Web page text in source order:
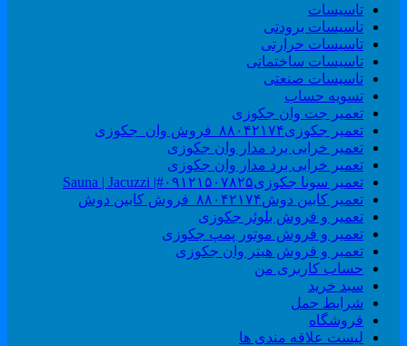
تاسیسات
تاسیسات برودتی
تاسیسات حرارتی
تاسیسات ساختمانی
تاسیسات صنعتی
تسویه حساب
تعمیر جت وان جکوزی
تعمیر جکوزی۸۸۰۴۲۱۷۴_فروش وان_جکوزی
تعمیر خرابی برد مدار وان جکوزی
تعمیر خرابی برد مدار وان جکوزی
تعمیر سونا جکوزی۰۹۱۲۱۵۰۷۸۲۵#| Sauna | Jacuzzi
تعمیر کابین دوش۸۸۰۴۲۱۷۴_فروش کابین دوش
تعمیر و فروش بلوئر جکوزی
تعمیر و فروش موتور پمپ جکوزی
تعمیر و فروش هیتر وان جکوزی
حساب کاربری من
سبد خرید
شرایط حمل
فروشگاه
لیست علاقه مندی ها